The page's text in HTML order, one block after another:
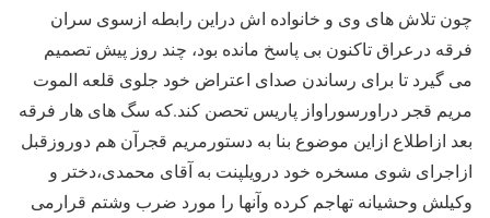
چون تلاش های وی و خانواده اش دراین رابطه ازسوی سران
فرقه درعراق تاکنون بی پاسخ مانده بود، چند روز پیش تصمیم
می گیرد تا برای رساندن صدای اعتراض خود جلوی قلعه الموت
مریم قجر دراورسوراواز پاریس تحصن کند.که سگ های هار فرقه
بعد ازاطلاع ازاین موضوع بنا به دستورمریم قجرآن هم دوروزقبل
ازاجرای شوی مسخره خود درویلپنت به آقای محمدی،دختر و
وکیلش وحشیانه تهاجم کرده وآنها را مورد ضرب وشتم قرارمی